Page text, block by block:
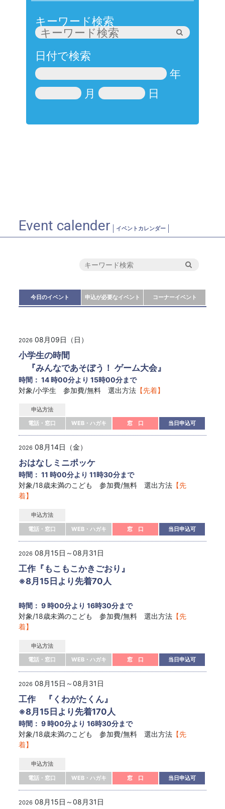
キーワード検索
日付で検索
年
月
日
Event calender イベントカレンダー
今日のイベント 申込が必要なイベント コーナーイベント
2026 08月09日（日）
小学生の時間
『みんなであそぼう！ ゲーム大会』
時間： 14 時00分より 15時00分まで
対象/小学生 参加費/無料 選出方法 【先着】
申込方法
電話・窓口
WEB・ハガキ 窓 口 当日申込可
2026 08月14日（金）
おはなしミニポッケ
時間： 11 時00分より 11時30分まで
対象/18歳未満のこども 参加費/無料 選出方法 【先
着】
申込方法
電話・窓口
WEB・ハガキ 窓 口 当日申込可
2026 08月15日～08月31日
工作『もこもこかきごおり』
※8月15日より先着70人
時間： 9 時00分より 16時30分まで
対象/18歳未満のこども 参加費/無料 選出方法 【先
着】
申込方法
電話・窓口
WEB・ハガキ 窓 口 当日申込可
2026 08月15日～08月31日
工作 『くわがたくん』
※8月15日より先着170人
時間： 9 時00分より 16時30分まで
対象/18歳未満のこども 参加費/無料 選出方法 【先
着】
申込方法
電話・窓口
WEB・ハガキ 窓 口 当日申込可
2026 08月15日～08月31日